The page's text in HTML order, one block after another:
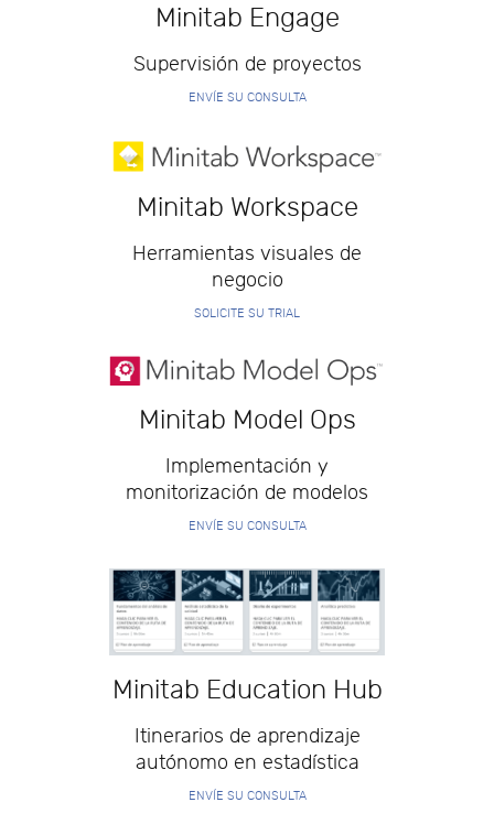
Minitab Engage
Supervisión de proyectos
ENVÍE SU CONSULTA
Minitab Workspace
Herramientas visuales de
negocio
SOLICITE SU TRIAL
Minitab Model Ops
Implementación y
monitorización de modelos
ENVÍE SU CONSULTA
Minitab Education Hub
Itinerarios de aprendizaje
autónomo en estadística
ENVÍE SU CONSULTA